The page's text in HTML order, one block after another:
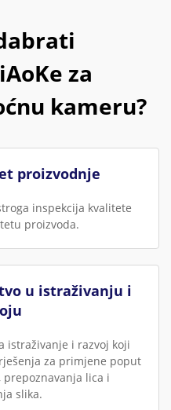
za
kameru?
proizvodnje
inspekcija kvalitete
proizvoda.
u istraživanju i
istraživanje i razvoj koji
za primjene poput
lica i
slika.